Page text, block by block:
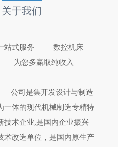
)
关于我们
站式服务 —— 数控机床
为您多赢取纯收入
公司是集开发设计与制造
一体的现代机械制造专精特
技术企业,是国内企业振兴
术改造单位，是国内原生产